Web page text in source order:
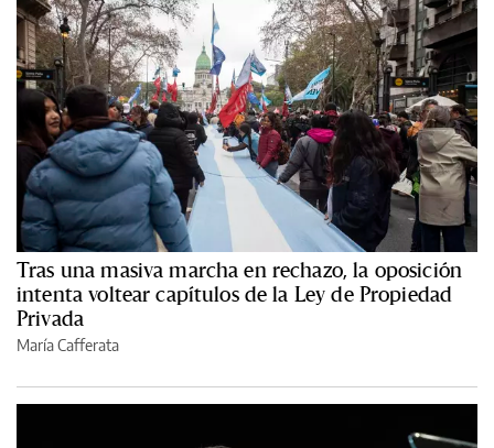
Tras una masiva marcha en rechazo, la oposición
intenta voltear capítulos de la Ley de Propiedad
Privada
María Cafferata